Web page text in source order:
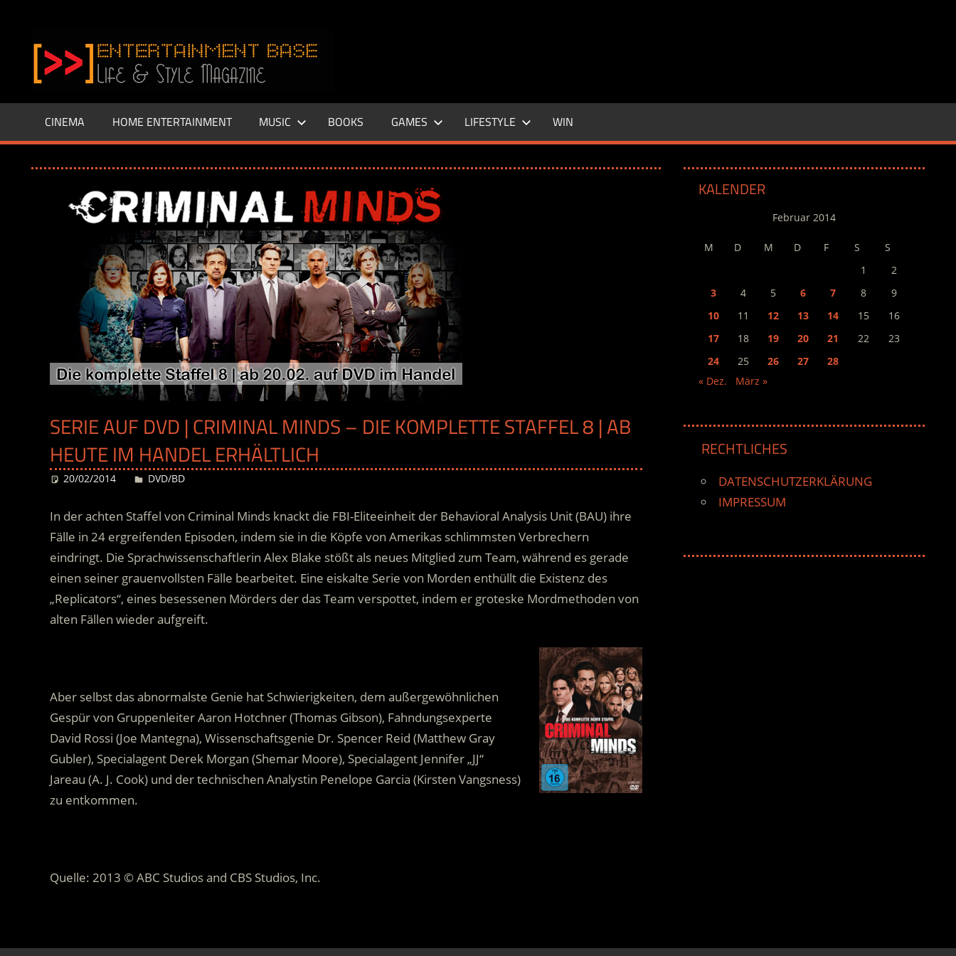
springen
–
LIFE
&
STYLE
MAGAZINE
Base.de
CINEMA HOME ENTERTAINMENT MUSIC BOOKS GAMES LIFESTYLE WIN
SERIE AUF DVD | CRIMINAL MINDS – DIE KOMPLETTE STAFFEL 8 | AB
HEUTE IM HANDEL ERHÄLTLICH
20/02/2014 Desiree
DVD/BD
In der achten Staffel von Criminal Minds knackt die FBI-Eliteeinheit der Behavioral Analysis Unit (BAU) ihre
Fälle in 24 ergreifenden Episoden, indem sie in die Köpfe von Amerikas schlimmsten Verbrechern
eindringt. Die Sprachwissenschaftlerin Alex Blake stößt als neues Mitglied zum Team, während es gerade
einen seiner grauenvollsten Fälle bearbeitet. Eine eiskalte Serie von Morden enthüllt die Existenz des
„Replicators“, eines besessenen Mörders der das Team verspottet, indem er groteske Mordmethoden von
alten Fällen wieder aufgreift.
Aber selbst das abnormalste Genie hat Schwierigkeiten, dem außergewöhnlichen
Gespür von Gruppenleiter Aaron Hotchner (Thomas Gibson), Fahndungsexperte
David Rossi (Joe Mantegna), Wissenschaftsgenie Dr. Spencer Reid (Matthew Gray
Gubler), Specialagent Derek Morgan (Shemar Moore), Specialagent Jennifer „JJ“
Jareau (A. J. Cook) und der technischen Analystin Penelope Garcia (Kirsten Vangsness)
zu entkommen.
Quelle: 2013 © ABC Studios and CBS Studios, Inc.
KALENDER
Februar 2014
M D M D F S
S
1
2
3
4 5 6 7 8
9
10
11 12 13 14 15
16
17
18 19 20 21 22
23
24
25 26 27
28
« Dez.
März »
RECHTLICHES
DATENSCHUTZERKLÄRUNG
IMPRESSUM